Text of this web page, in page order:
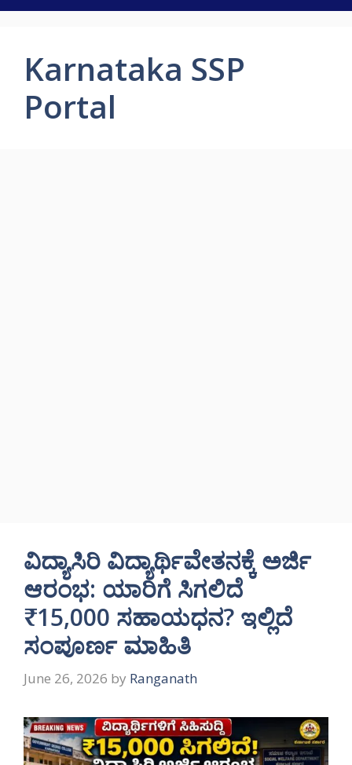
Karnataka SSP
Portal
ವಿದ್ಯಾಸಿರಿ ವಿದ್ಯಾರ್ಥಿವೇತನಕ್ಕೆ ಅರ್ಜಿ
ಆರಂಭ: ಯಾರಿಗೆ ಸಿಗಲಿದೆ
₹15,000 ಸಹಾಯಧನ? ಇಲ್ಲಿದೆ
ಸಂಪೂರ್ಣ ಮಾಹಿತಿ
June 26, 2026 by Ranganath